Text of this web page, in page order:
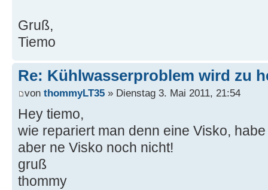
Gruß,
Tiemo
Re: Kühlwasserproblem wird zu
von thommyLT35 » Dienstag 3. Mai 2011, 21:54
Hey tiemo,
wie repariert man denn eine Visko,
aber ne Visko noch nicht!
gruß
thommy